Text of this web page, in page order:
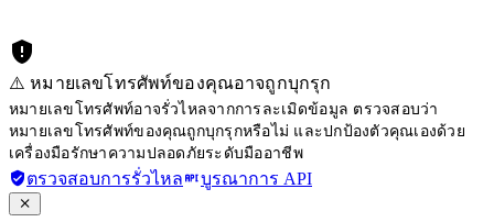
⚠️ หมายเลขโทรศัพท์ของคุณอาจถูกบุกรุก
หมายเลขโทรศัพท์อาจรั่วไหลจากการละเมิดข้อมูล ตรวจสอบว่า
หมายเลขโทรศัพท์ของคุณถูกบุกรุกหรือไม่ และปกป้องตัวคุณเองด้วย
เครื่องมือรักษาความปลอดภัยระดับมืออาชีพ
ตรวจสอบการรั่วไหล บูรณาการ API